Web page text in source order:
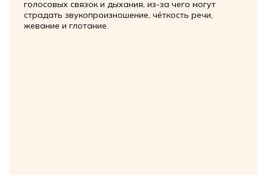
голосовых связок и дыхания, из-за чего могут
страдать звукопроизношение, чёткость речи,
жевание и глотание.